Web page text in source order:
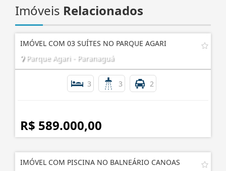
Imóveis Relacionados
IMÓVEL COM 03 SUÍTES NO PARQUE AGARI
Parque Agari - Paranaguá
3 3 2
R$ 589.000,00
IMÓVEL COM PISCINA NO BALNEÁRIO CANOAS